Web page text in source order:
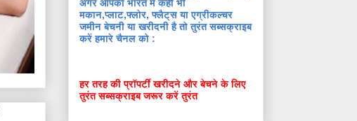
अगर आपको भारत में कहीं भी
मकान,प्लाट,फ्लोर, फ्लैट्स या एग्रीकल्चर
जमीन बेचनी या खरीदनी है तो तुरंत सब्सक्राइब
करें हमारे चैनल को :
हर तरह की प्रॉपर्टी खरीदने और बेचने के लिए
तुरंत सब्सक्राइब जरूर करें तुरंत